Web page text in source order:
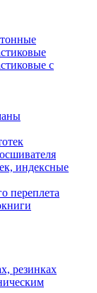
с
индексные
переплета
резинках